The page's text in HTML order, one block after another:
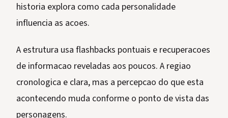
historia explora como cada personalidade
influencia as acoes.
A estrutura usa flashbacks pontuais e recuperacoes
de informacao reveladas aos poucos. A regiao
cronologica e clara, mas a percepcao do que esta
acontecendo muda conforme o ponto de vista das
personagens.